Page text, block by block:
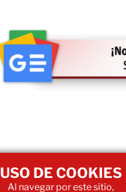
USO DE COOKIES
Al navegar por este sitio,